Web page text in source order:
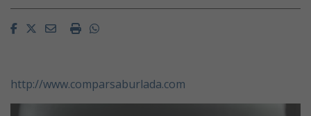
FacebookTwitterEmailImprimirWhatsapp
http://www.comparsaburlada.com